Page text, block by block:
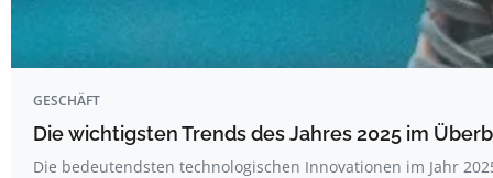
GESCHÄFT
Die wichtigsten Trends des Jahres 2025 im
Die bedeutendsten technologischen Innovationen im Jahr